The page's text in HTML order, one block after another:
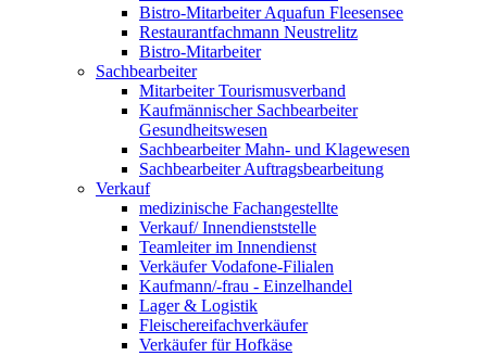
Bistro-Mitarbeiter Aquafun Fleesensee
Restaurantfachmann Neustrelitz
Bistro-Mitarbeiter
Sachbearbeiter
Mitarbeiter Tourismusverband
Kaufmännischer Sachbearbeiter
Gesundheitswesen
Sachbearbeiter Mahn- und Klagewesen
Sachbearbeiter Auftragsbearbeitung
Verkauf
medizinische Fachangestellte
Verkauf/ Innendienststelle
Teamleiter im Innendienst
Verkäufer Vodafone-Filialen
Kaufmann/-frau - Einzelhandel
Lager & Logistik
Fleischereifachverkäufer
Verkäufer für Hofkäse